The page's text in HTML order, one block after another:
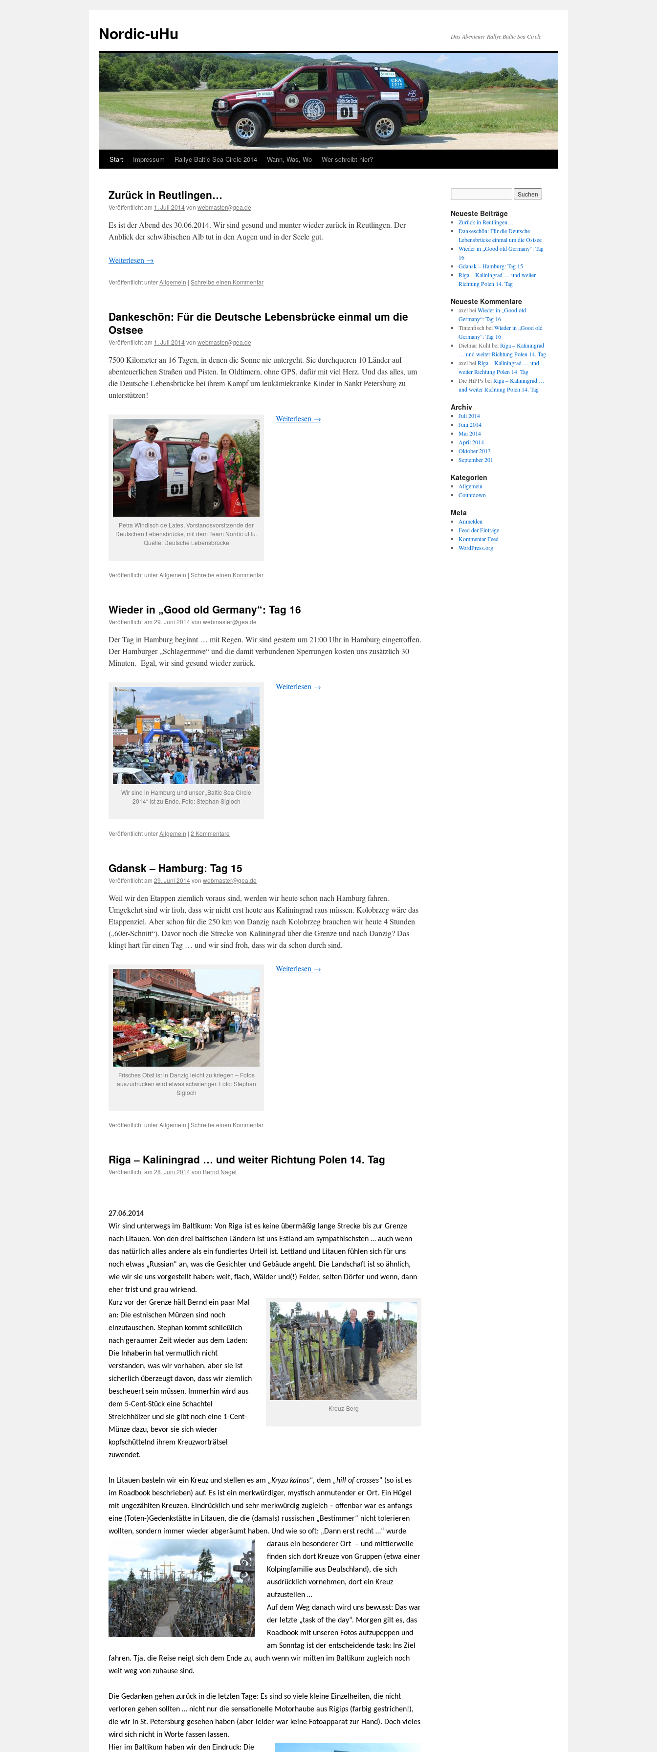
springen
Nordic-uHu Das Abenteuer Rallye Baltic Sea Circle
Start Impressum Rallye Baltic Sea Circle 2014 Wann, Was, Wo Wer schreibt hier?
Zurück in Reutlingen…
Veröffentlicht am 1. Juli 2014von webmaster@gea.de
Es ist der Abend des 30.06.2014. Wir sind gesund und munter wieder zurück in Reutlingen. Der
Anblick der schwäbischen Alb tut in den Augen und in der Seele gut.
Weiterlesen →
Veröffentlicht unterAllgemein | Schreibe einen Kommentar
Dankeschön: Für die Deutsche Lebensbrücke einmal um die
Ostsee
Veröffentlicht am 1. Juli 2014von webmaster@gea.de
7500 Kilometer an 16 Tagen, in denen die Sonne nie untergeht. Sie durchqueren 10 Länder auf
abenteuerlichen Straßen und Pisten. In Oldtimern, ohne GPS, dafür mit viel Herz. Und das alles, um
die Deutsche Lebensbrücke bei ihrem Kampf um leukämiekranke Kinder in Sankt Petersburg zu
unterstützen!
Petra Windisch de Lates, Vorstandsvorsitzende der
Deutschen Lebensbrücke, mit dem Team Nordic uHu.
Quelle: Deutsche Lebensbrücke
Weiterlesen →
Veröffentlicht unterAllgemein | Schreibe einen Kommentar
Wieder in „Good old Germany“: Tag 16
Veröffentlicht am 29. Juni 2014von webmaster@gea.de
Der Tag in Hamburg beginnt … mit Regen. Wir sind gestern um 21:00 Uhr in Hamburg eingetroffen.
Der Hamburger „Schlagermove“ und die damit verbundenen Sperrungen kosten uns zusätzlich 30
Minuten. Egal, wir sind gesund wieder zurück.
Wir sind in Hamburg und unser „Baltic Sea Circle
2014“ ist zu Ende. Foto: Stephan Sigloch
Weiterlesen →
Veröffentlicht unterAllgemein | 2 Kommentare
Gdansk – Hamburg: Tag 15
Veröffentlicht am 29. Juni 2014von webmaster@gea.de
Weil wir den Etappen ziemlich voraus sind, werden wir heute schon nach Hamburg fahren.
Umgekehrt sind wir froh, dass wir nicht erst heute aus Kaliningrad raus müssen. Kolobrzeg wäre das
Etappenziel. Aber schon für die 250 km von Danzig nach Kolobrzeg brauchen wir heute 4 Stunden
(„60er-Schnitt“). Davor noch die Strecke von Kaliningrad über die Grenze und nach Danzig? Das
klingt hart für einen Tag … und wir sind froh, dass wir da schon durch sind.
Frisches Obst ist in Danzig leicht zu kriegen – Fotos
auszudrucken wird etwas schwieriger. Foto: Stephan
Sigloch
Weiterlesen →
Veröffentlicht unterAllgemein | Schreibe einen Kommentar
Riga – Kaliningrad … und weiter Richtung Polen 14. Tag
Veröffentlicht am 28. Juni 2014von Bernd Nagel
27.06.2014
Wir sind unterwegs im Baltikum: Von Riga ist es keine übermäßig lange Strecke bis zur Grenze
nach Litauen. Von den drei baltischen Ländern ist uns Estland am sympathischsten … auch wenn
das natürlich alles andere als ein fundiertes Urteil ist. Lettland und Litauen fühlen sich für uns
noch etwas „Russian“ an, was die Gesichter und Gebäude angeht. Die Landschaft ist so ähnlich,
wie wir sie uns vorgestellt haben: weit, flach, Wälder und(!) Felder, selten Dörfer und wenn, dann
eher trist und grau wirkend.
Kreuz-Berg
Kurz vor der Grenze hält Bernd ein paar Mal
an: Die estnischen Münzen sind noch
einzutauschen. Stephan kommt schließlich
nach geraumer Zeit wieder aus dem Laden:
Die Inhaberin hat vermutlich nicht
verstanden, was wir vorhaben, aber sie ist
sicherlich überzeugt davon, dass wir ziemlich
bescheuert sein müssen. Immerhin wird aus
dem 5-Cent-Stück eine Schachtel
Streichhölzer und sie gibt noch eine 1-Cent-
Münze dazu, bevor sie sich wieder
kopfschüttelnd ihrem Kreuzworträtsel
zuwendet.
In Litauen basteln wir ein Kreuz und stellen es am „Kryzu kalnas“, dem „hill of crosses“ (so ist es
im Roadbook beschrieben) auf. Es ist ein merkwürdiger, mystisch anmutender er Ort. Ein Hügel
mit ungezählten Kreuzen. Eindrücklich und sehr merkwürdig zugleich – offenbar war es anfangs
eine (Toten-)Gedenkstätte in Litauen, die die (damals) russischen „Bestimmer“ nicht tolerieren
wollten, sondern immer wieder abgeräumt haben. Und wie so oft: „Dann erst recht …“ wurde
daraus ein besonderer Ort – und mittlerweile
finden sich dort Kreuze von Gruppen (etwa einer
Kolpingfamilie aus Deutschland), die sich
ausdrücklich vornehmen, dort ein Kreuz
aufzustellen …
Auf dem Weg danach wird uns bewusst: Das war
der letzte „task of the day“. Morgen gilt es, das
Roadbook mit unseren Fotos aufzupeppen und
am Sonntag ist der entscheidende task: Ins Ziel
fahren. Tja, die Reise neigt sich dem Ende zu, auch wenn wir mitten im Baltikum zugleich noch
weit weg von zuhause sind.
Die Gedanken gehen zurück in die letzten Tage: Es sind so viele kleine Einzelheiten, die nicht
verloren gehen sollten … nicht nur die sensationelle Motorhaube aus Rigips (farbig gestrichen!),
die wir in St. Petersburg gesehen haben (aber leider war keine Fotoapparat zur Hand). Doch vieles
wird sich nicht in Worte fassen lassen.
Hier im Baltikum haben wir den Eindruck: Die
Neueste Beiträge
Zurück in Reutlingen…
Dankeschön: Für die Deutsche
Lebensbrücke einmal um die Ostsee
Wieder in „Good old Germany“: Tag
16
Gdansk – Hamburg: Tag 15
Riga – Kaliningrad … und weiter
Richtung Polen 14. Tag
Neueste Kommentare
axelbei Wieder in „Good old
Germany“: Tag 16
Tintenfisch bei Wieder in „Good old
Germany“: Tag 16
Dietmar Kuhlbei Riga – Kaliningrad
… und weiter Richtung Polen 14. Tag
axelbei Riga – Kaliningrad … und
weiter Richtung Polen 14. Tag
Die HiPPs bei Riga – Kaliningrad …
und weiter Richtung Polen 14. Tag
Archiv
Juli 2014
Juni 2014
Mai 2014
April 2014
Oktober 2013
September 201
Kategorien
Allgemein
Countdown
Meta
Anmelden
Feed der Einträge
Kommentar-Feed
WordPress.org